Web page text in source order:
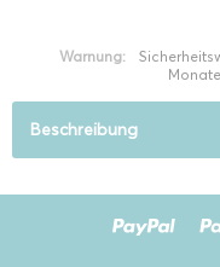
Warnung:
Beschreibung